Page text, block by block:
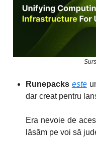
Runepacks este
dar creat pentru
Era nevoie de
lăsăm pe voi să